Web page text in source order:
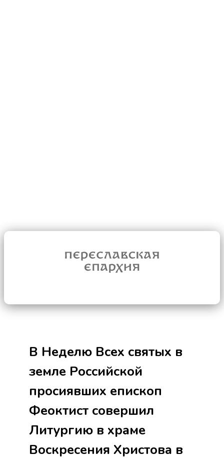
В Неделю Всех святых в
земле Российской
просиявших епископ
Феоктист совершил
Литургию в храме
Воскресения Христова в